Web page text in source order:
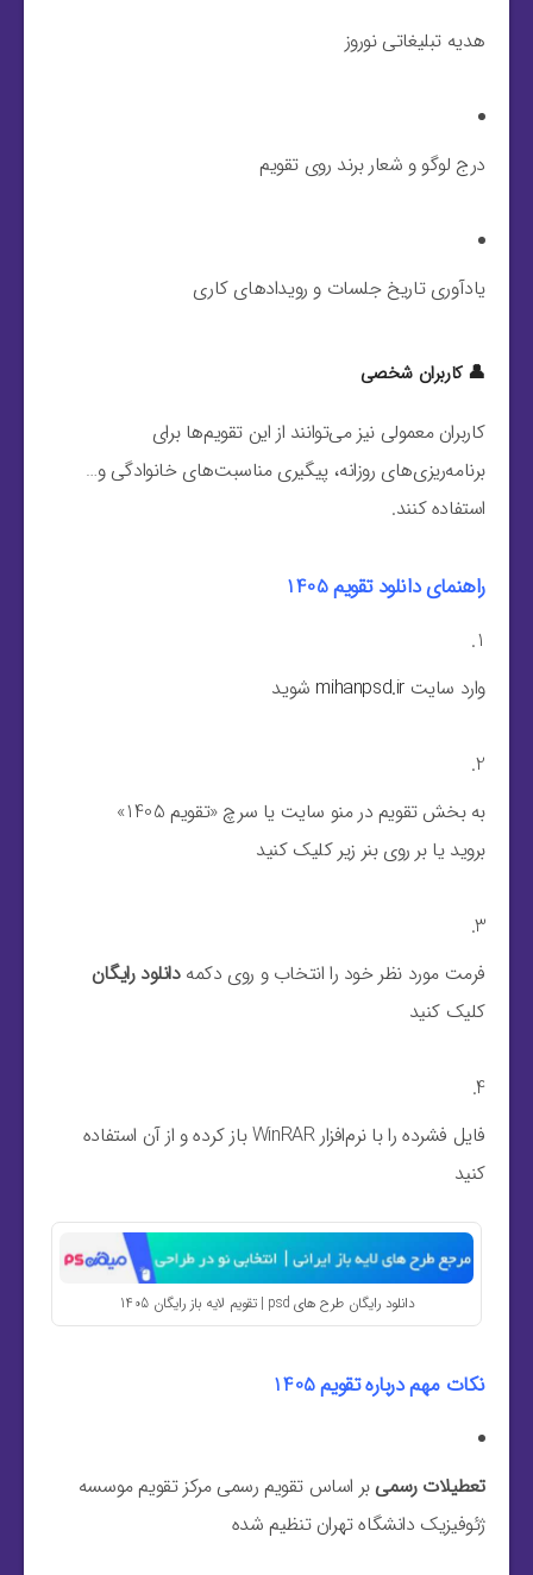
هدیه تبلیغاتی نوروز
درج لوگو و شعار برند روی تقویم
یادآوری تاریخ جلسات و رویدادهای کاری
👤 کاربران شخصی
کاربران معمولی نیز می‌توانند از این تقویم‌ها برای
برنامه‌ریزی‌های روزانه، پیگیری مناسبت‌های خانوادگی و…
استفاده کنند.
راهنمای دانلود تقویم 1405
وارد سایت mihanpsd.ir شوید
به بخش تقویم در منو سایت یا سرچ «تقویم 1405»
بروید یا بر روی بنر زیر کلیک کنید
فرمت مورد نظر خود را انتخاب و روی دکمهدانلود رایگان
کلیک کنید
فایل فشرده را با نرم‌افزار WinRAR باز کرده و از آن استفاده
کنید
دانلود رایگان طرح های psd | تقویم لایه باز رایگان 1405
نکات مهم درباره تقویم 1405
تعطیلات رسمی بر اساس تقویم رسمی مرکز تقویم موسسه
ژئوفیزیک دانشگاه تهران تنظیم شده